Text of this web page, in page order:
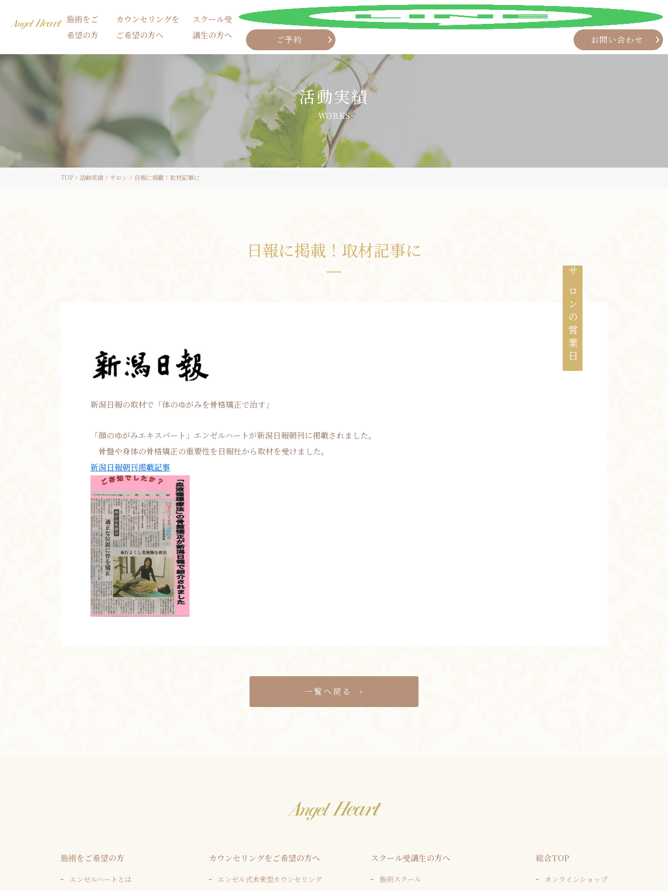
カウンセリングをご希望の方へ
LINE
施術をご
希望の方
カウンセリングを
ご希望の方へ
スクール受
講生の方へ
ご予約 お問い合わせ
サロンの営業日
活動実績
WORKS
TOP> 活動実績 > サロン > 日報に掲載！取材記事に
日報に掲載！取材記事に
新潟日報の取材で「体のゆがみを骨格矯正で治す」
「顔のゆがみエキスパート」エンゼルハートが新潟日報朝刊に掲載されました。
骨盤や身体の骨格矯正の重要性を日報社から取材を受けました。
新潟日報朝刊掲載記事
一覧へ戻る
施術をご希望の方
エンゼルハートとは
カウンセリングをご希望の方へ
エンゼル式未来型カウンセリング
スクール受講生の方へ
施術スクール
総合TOP
オンラインショップ